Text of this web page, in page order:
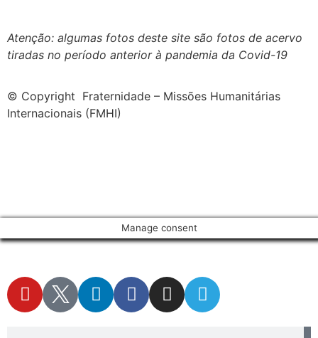
Atenção: algumas fotos deste site são fotos de acervo
tiradas no período anterior à pandemia da Covid-19
© Copyright Fraternidade – Missões Humanitárias
Internacionais (FMHI)
Manage consent